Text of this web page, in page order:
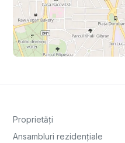
Proprietăți
Ansambluri rezidențiale